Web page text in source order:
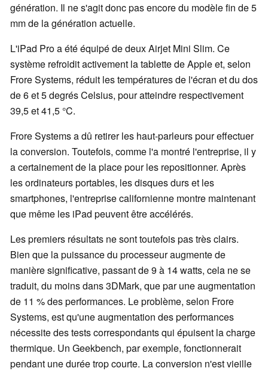
génération. Il ne s'agit donc pas encore du modèle fin de 5
mm de la génération actuelle.
L'iPad Pro a été équipé de deux Airjet Mini Slim. Ce
système refroidit activement la tablette de Apple et, selon
Frore Systems, réduit les températures de l'écran et du dos
de 6 et 5 degrés Celsius, pour atteindre respectivement
39,5 et 41,5 °C.
Frore Systems a dû retirer les haut-parleurs pour effectuer
la conversion. Toutefois, comme l'a montré l'entreprise, il y
a certainement de la place pour les repositionner. Après
les ordinateurs portables, les disques durs et les
smartphones, l'entreprise californienne montre maintenant
que même les iPad peuvent être accélérés.
Les premiers résultats ne sont toutefois pas très clairs.
Bien que la puissance du processeur augmente de
manière significative, passant de 9 à 14 watts, cela ne se
traduit, du moins dans 3DMark, que par une augmentation
de 11 % des performances. Le problème, selon Frore
Systems, est qu'une augmentation des performances
nécessite des tests correspondants qui épuisent la charge
thermique. Un Geekbench, par exemple, fonctionnerait
pendant une durée trop courte. La conversion n'est vieille